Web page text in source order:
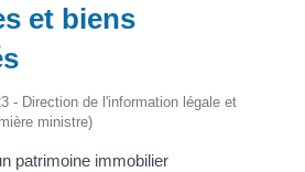
et biens
- Direction de l'information légale et
ministre)
patrimoine immobilier